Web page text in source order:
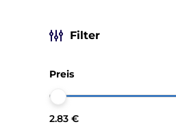
Filter
Preis
2.83 €